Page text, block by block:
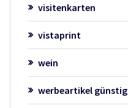
visitenkarten
vistaprint
wein
werbeartikel günstig